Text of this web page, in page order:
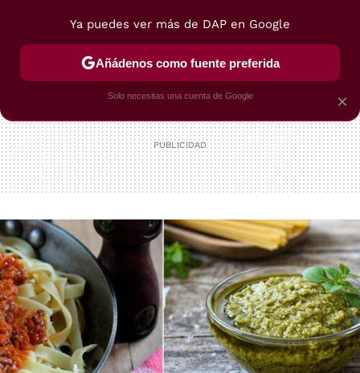
POSTRES VIAJES SELECCIÓN VEGUI
×
Ya puedes ver más de DAP en Google
Añádenos como fuente preferida
Solo necesitas una cuenta de Google